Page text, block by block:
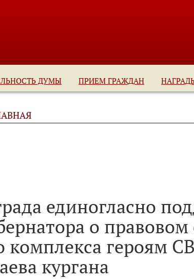
ДУМЫ ПРИЕМ ГРАЖДАН
единогласно
о правовом
комплекса героям
кургана